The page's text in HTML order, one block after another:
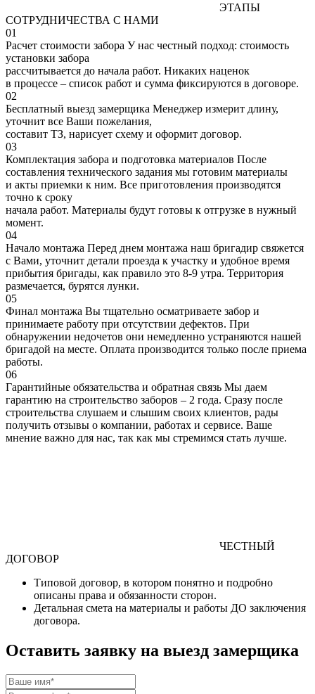
ЭТАПЫ
СОТРУДНИЧЕСТВА С НАМИ
01
Расчет стоимости забора У нас честный подход: стоимость
установки забора
рассчитывается до начала работ. Никаких наценок
в процессе – список работ и сумма фиксируются в договоре.
02
Бесплатный выезд замерщика Менеджер измерит длину,
уточнит все Ваши пожелания,
составит ТЗ, нарисует схему и оформит договор.
03
Комплектация забора и подготовка материалов После
составления технического задания мы готовим материалы
и акты приемки к ним. Все приготовления производятся
точно к сроку
начала работ. Материалы будут готовы к отгрузке в нужный
момент.
04
Начало монтажа Перед днем монтажа наш бригадир свяжется
с Вами, уточнит детали проезда к участку и удобное время
прибытия бригады, как правило это 8-9 утра. Территория
размечается, бурятся лунки.
05
Финал монтажа Вы тщательно осматриваете забор и
принимаете работу при отсутствии дефектов. При
обнаружении недочетов они немедленно устраняются нашей
бригадой на месте. Оплата производится только после приема
работы.
06
Гарантийные обязательства и обратная связь Мы даем
гарантию на строительство заборов – 2 года. Сразу после
строительства слушаем и слышим своих клиентов, рады
получить отзывы о компании, работах и сервисе. Ваше
мнение важно для нас, так как мы стремимся стать лучше.
ЧЕСТНЫЙ
ДОГОВОР
Типовой договор, в котором понятно и подробно
описаны права и обязанности сторон.
Детальная смета на материалы и работы ДО заключения
договора.
Оставить заявку на выезд замерщика